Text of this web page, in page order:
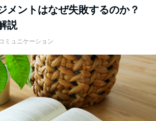
メントはなぜ失敗するのか？
説
コミュニケーション